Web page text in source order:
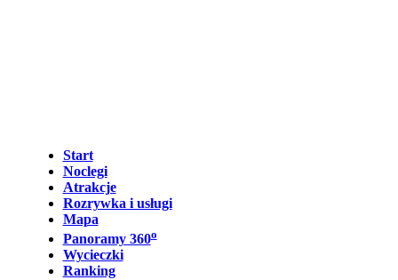
Start
Noclegi
Atrakcje
Rozrywka i usługi
Mapa
Panoramy 360o
Wycieczki
Ranking